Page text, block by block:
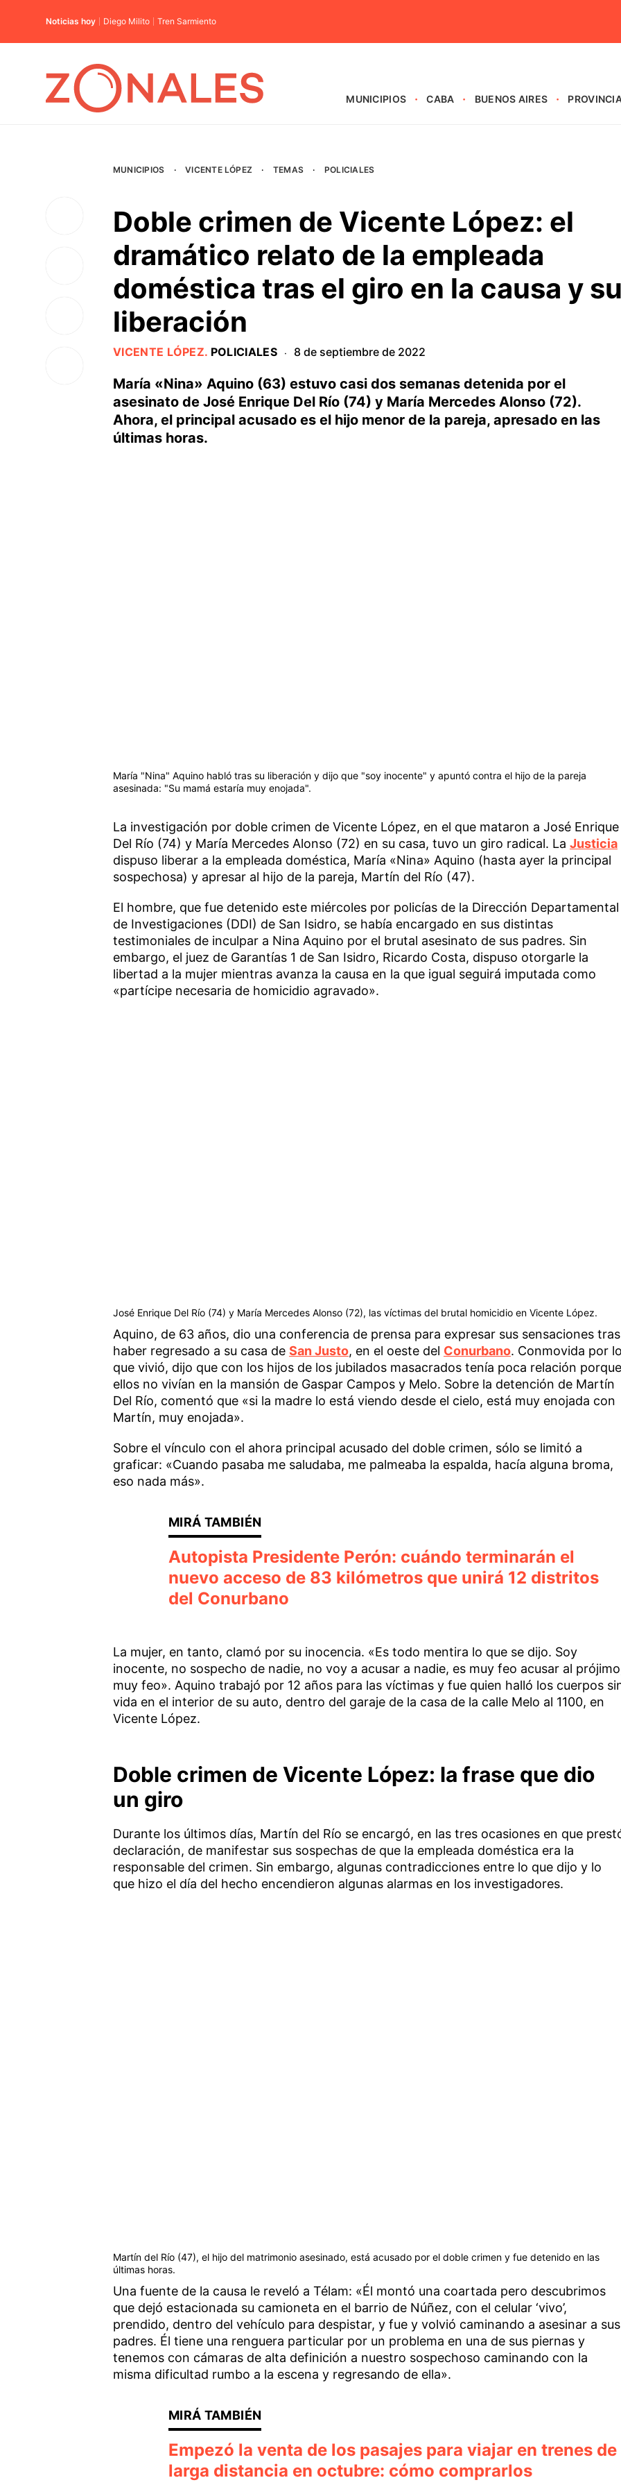
Noticias hoy Diego Milito Tren Sarmiento
MUNICIPIOS CABA BUENOS AIRES
MUNICIPIOS · VICENTE LÓPEZ · TEMAS · POLICIALES
Doble crimen de Vicente López: el
dramático relato de la empleada
doméstica tras el giro en la causa y su
liberación
VICENTE LÓPEZ. POLICIALES · 8 de septiembre de 2022
María «Nina» Aquino (63) estuvo casi dos semanas detenida por el
asesinato de José Enrique Del Río (74) y María Mercedes Alonso (72).
Ahora, el principal acusado es el hijo menor de la pareja, apresado en las
últimas horas.
María "Nina" Aquino habló tras su liberación y dijo que "soy inocente" y apuntó contra el hijo de la pareja
asesinada: "Su mamá estaría muy enojada".
La investigación por doble crimen de Vicente López, en el que mataron a José Enrique
Del Río (74) y María Mercedes Alonso (72) en su casa, tuvo un giro radical. La Justicia
dispuso liberar a la empleada doméstica, María «Nina» Aquino (hasta ayer la principal
sospechosa) y apresar al hijo de la pareja, Martín del Río (47).
El hombre, que fue detenido este miércoles por policías de la Dirección Departamental
de Investigaciones (DDI) de San Isidro, se había encargado en sus distintas
testimoniales de inculpar a Nina Aquino por el brutal asesinato de sus padres. Sin
embargo, el juez de Garantías 1 de San Isidro, Ricardo Costa, dispuso otorgarle la
libertad a la mujer mientras avanza la causa en la que igual seguirá imputada como
«partícipe necesaria de homicidio agravado».
José Enrique Del Río (74) y María Mercedes Alonso (72), las víctimas del brutal homicidio en Vicente López.
Aquino, de 63 años, dio una conferencia de prensa para expresar sus sensaciones tras
haber regresado a su casa de San Justo, en el oeste del Conurbano. Conmovida por lo
que vivió, dijo que con los hijos de los jubilados masacrados tenía poca relación porque
ellos no vivían en la mansión de Gaspar Campos y Melo. Sobre la detención de Martín
Del Río, comentó que «si la madre lo está viendo desde el cielo, está muy enojada con
Martín, muy enojada».
Sobre el vínculo con el ahora principal acusado del doble crimen, sólo se limitó a
graficar: «Cuando pasaba me saludaba, me palmeaba la espalda, hacía alguna broma,
eso nada más».
Autopista Presidente Perón: cuándo terminarán el
nuevo acceso de 83 kilómetros que unirá 12 distritos
del Conurbano
La mujer, en tanto, clamó por su inocencia. «Es todo mentira lo que se dijo. Soy
inocente, no sospecho de nadie, no voy a acusar a nadie, es muy feo acusar al
muy feo». Aquino trabajó por 12 años para las víctimas y fue quien halló los cuerpos
vida en el interior de su auto, dentro del garaje de la casa de la calle Melo al 1100, en
Vicente López.
Doble crimen de Vicente López: la frase que dio
un giro
Durante los últimos días, Martín del Río se encargó, en las tres ocasiones en que
declaración, de manifestar sus sospechas de que la empleada doméstica era la
responsable del crimen. Sin embargo, algunas contradicciones entre lo que dijo y lo
que hizo el día del hecho encendieron algunas alarmas en los investigadores.
Martín del Río (47), el hijo del matrimonio asesinado, está acusado por el doble crimen y fue detenido en las
últimas horas.
Una fuente de la causa le reveló a Télam: «Él montó una coartada pero descubrimos
que dejó estacionada su camioneta en el barrio de Núñez, con el celular ‘vivo’,
prendido, dentro del vehículo para despistar, y fue y volvió caminando a asesinar a sus
padres. Él tiene una renguera particular por un problema en una de sus piernas y
tenemos con cámaras de alta definición a nuestro sospechoso caminando con la
misma dificultad rumbo a la escena y regresando de ella».
Empezó la venta de los pasajes para viajar en trenes de
larga distancia en octubre: cómo comprarlos